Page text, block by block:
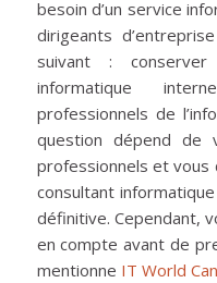
besoin d’un service
dirigeants
suivant :
informatique
professionnels de
question dépend de
professionnels et vous
consultant
définitive. Cependant,
en compte avant de
mentionne IT World